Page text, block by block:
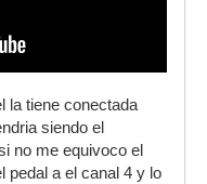
la tiene conectada
siendo el
no me equivoco el
pedal a el canal 4 y lo